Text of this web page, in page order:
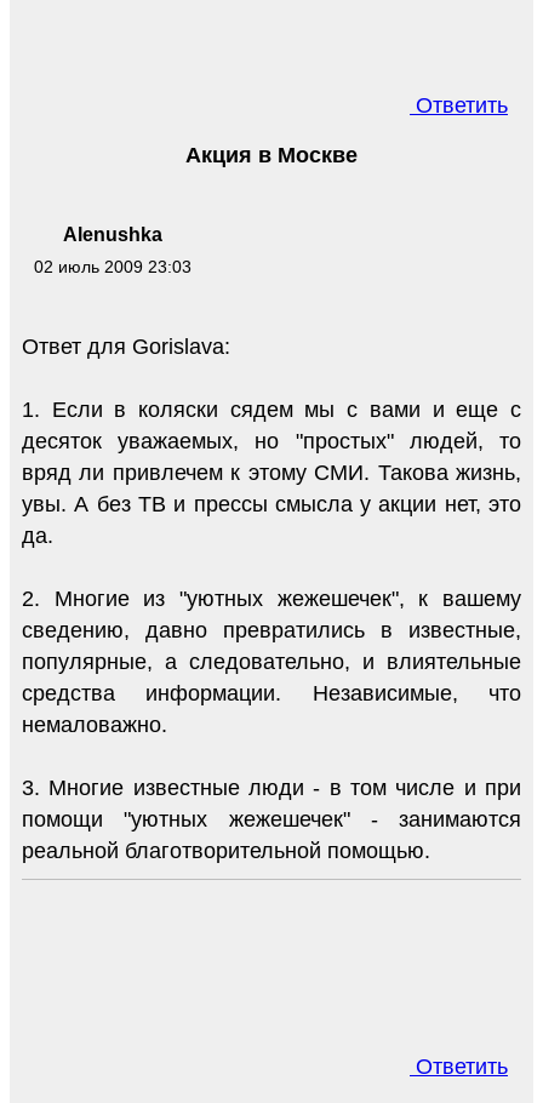
Ответить
Alenushka
02 июль 2009 23:03
Акция в Москве
Ответ для Gorislava:
1. Если в коляски сядем мы с вами и еще с
десяток уважаемых, но "простых" людей, то
вряд ли привлечем к этому СМИ. Такова жизнь,
увы. А без ТВ и прессы смысла у акции нет, это
да.
2. Многие из "уютных жежешечек", к вашему
сведению, давно превратились в известные,
популярные, а следовательно, и влиятельные
средства информации. Независимые, что
немаловажно.
3. Многие известные люди - в том числе и при
помощи "уютных жежешечек" - занимаются
реальной благотворительной помощью.
Ответить